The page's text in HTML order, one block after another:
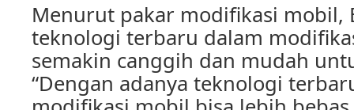
Menurut pakar modifikasi mobil,
teknologi terbaru dalam
semakin canggih dan mudah
“Dengan adanya teknologi